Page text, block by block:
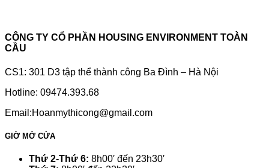
CÔNG TY CỔ PHẦN HOUSING ENVIRONMENT TOÀN
CẦU
CS1: 301 D3 tập thể thành công Ba Đình – Hà Nội
Hotline: 09474.393.68
Email:Hoanmythicong@gmail.com
GIỜ MỞ CỬA
Thứ 2-Thứ 6: 8h00′ đến 23h30′